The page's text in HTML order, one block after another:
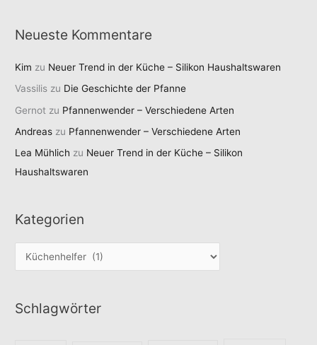
Neueste Kommentare
Kim zu Neuer Trend in der Küche – Silikon Haushaltswaren
Vassilis zu Die Geschichte der Pfanne
Gernot zu Pfannenwender – Verschiedene Arten
Andreas zu Pfannenwender – Verschiedene Arten
Lea Mühlich zu Neuer Trend in der Küche – Silikon
Haushaltswaren
Kategorien
a
e
Schlagwörter